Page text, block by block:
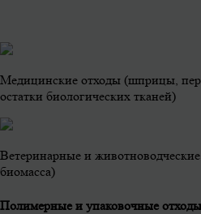
Медицинские отходы (шприцы,
остатки биологических тканей)
Ветеринарные и
биомасса)
Полимерные и упаковочные отходы